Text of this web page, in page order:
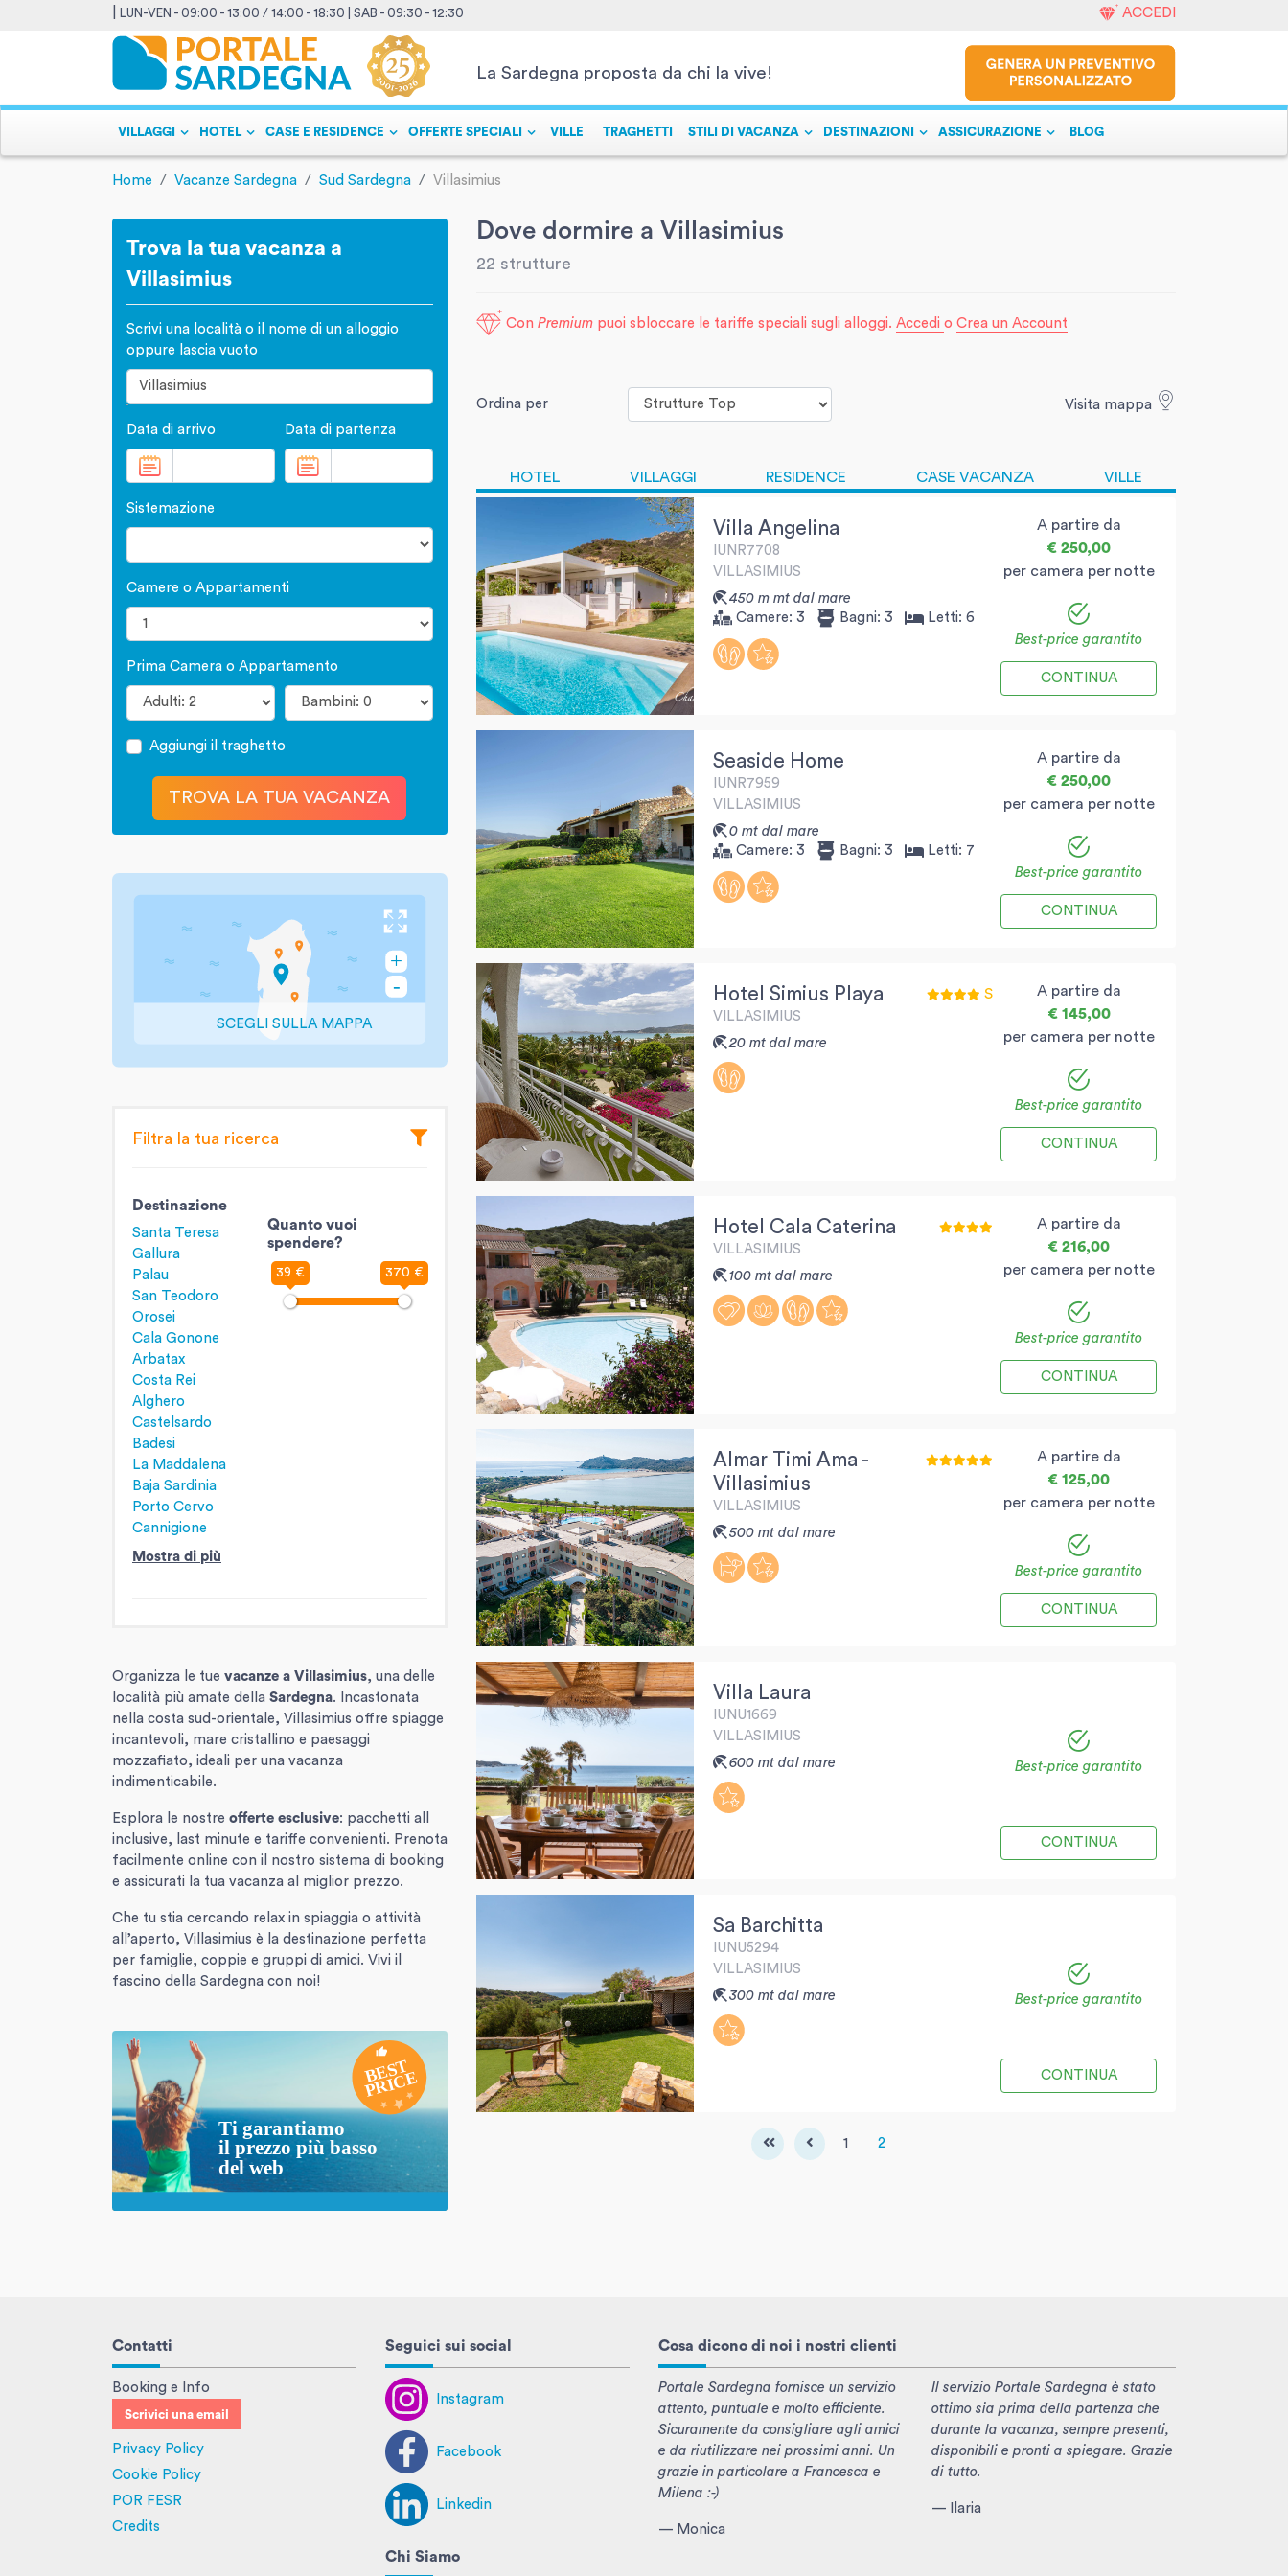
LUN-VEN - 09:00 - 13:00 / 14:00 - 18:30 | SAB - 09:30 - 12:30 ACCEDI
La Sardegna proposta da chi la vive!
VILLAGGI HOTEL CASE E RESIDENCE OFFERTE SPECIALI VILLE TRAGHETTI STILI DI VACANZA DESTINAZIONI ASSICURAZIONE BLOG
Home Vacanze Sardegna Sud Sardegna Villasimius
Trova la tua vacanza a
Villasimius
Scrivi una località o il nome di un alloggio
oppure lascia vuoto
Data di arrivo Data di partenza
Sistemazione
Camere o Appartamenti
Prima Camera o Appartamento
Aggiungi il traghetto
TROVA LA TUA VACANZA
SCEGLI SULLA MAPPA
Filtra la tua ricerca
Destinazione
Santa Teresa
Gallura
Palau
San Teodoro
Orosei
Cala Gonone
Arbatax
Costa Rei
Alghero
Castelsardo
Badesi
La Maddalena
Baja Sardinia
Porto Cervo
Cannigione
Mostra di più
Quanto vuoi
spendere?
39 € 370 €
Organizza le tue vacanze a Villasimius, una delle
località più amate della Sardegna. Incastonata
nella costa sud-orientale, Villasimius offre spiagge
incantevoli, mare cristallino e paesaggi
mozzafiato, ideali per una vacanza
indimenticabile.
Esplora le nostre offerte esclusive: pacchetti all
inclusive, last minute e tariffe convenienti. Prenota
facilmente online con il nostro sistema di booking
e assicurati la tua vacanza al miglior prezzo.
Che tu stia cercando relax in spiaggia o attività
all’aperto, Villasimius è la destinazione perfetta
per famiglie, coppie e gruppi di amici. Vivi il
fascino della Sardegna con noi!
Dove dormire a Villasimius
22 strutture
Con Premium puoi sbloccare le tariffe speciali sugli alloggi. Accedi o Crea un Account
Ordina per Visita mappa
HOTEL VILLAGGI RESIDENCE CASE VACANZA VILLE
Villa Angelina
IUNR7708
VILLASIMIUS
450 m mt dal mare
Camere:3 Bagni:3 Letti:6
A partire da
€ 250,00
per camera per notte
Best-price garantito
CONTINUA
Seaside Home
IUNR7959
VILLASIMIUS
0 mt dal mare
Camere:3 Bagni:3 Letti: 7
A partire da
€ 250,00
per camera per notte
Best-price garantito
CONTINUA
Hotel Simius Playa
VILLASIMIUS
20 mt dal mare
S
A partire da
€ 145,00
per camera per notte
Best-price garantito
CONTINUA
Hotel Cala Caterina
VILLASIMIUS
100 mt dal mare
A partire da
€ 216,00
per camera per notte
Best-price garantito
CONTINUA
Almar Timi Ama -
Villasimius
VILLASIMIUS
500 mt dal mare
A partire da
€ 125,00
per camera per notte
Best-price garantito
CONTINUA
Villa Laura
IUNU1669
VILLASIMIUS
600 mt dal mare
Best-price garantito
CONTINUA
Sa Barchitta
IUNU5294
VILLASIMIUS
300 mt dal mare
Best-price garantito
CONTINUA
1 2
Contatti
Booking e Info
Scrivici una email
Privacy Policy
Cookie Policy
POR FESR
Credits
Seguici sui social
Instagram
Facebook
Linkedin
Chi Siamo
Cosa dicono di noi i nostri clienti
Portale Sardegna fornisce un servizio
attento, puntuale e molto efficiente.
Sicuramente da consigliare agli amici
e da riutilizzare nei prossimi anni. Un
grazie in particolare a Francesca e
Milena :-)
— Monica
Il servizio Portale Sardegna è stato
ottimo sia prima della partenza che
durante la vacanza, sempre presenti,
disponibili e pronti a spiegare. Grazie
di tutto.
— Ilaria